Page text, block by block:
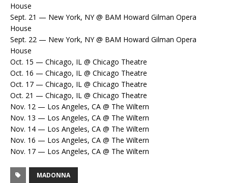
House
Sept. 21 — New York, NY @ BAM Howard Gilman Opera
House
Sept. 22 — New York, NY @ BAM Howard Gilman Opera
House
Oct. 15 — Chicago, IL @ Chicago Theatre
Oct. 16 — Chicago, IL @ Chicago Theatre
Oct. 17 — Chicago, IL @ Chicago Theatre
Oct. 21 — Chicago, IL @ Chicago Theatre
Nov. 12 — Los Angeles, CA @ The Wiltern
Nov. 13 — Los Angeles, CA @ The Wiltern
Nov. 14 — Los Angeles, CA @ The Wiltern
Nov. 16 — Los Angeles, CA @ The Wiltern
Nov. 17 — Los Angeles, CA @ The Wiltern​
MADONNA